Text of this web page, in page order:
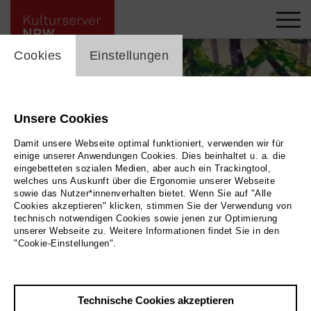
Waldstück
Übersicht
cookie_layer
Cookies Einstellungen
Unsere Cookies
Damit unsere Webseite optimal funktioniert, verwenden wir für
einige unserer Anwendungen Cookies. Dies beinhaltet u. a. die
eingebetteten sozialen Medien, aber auch ein Trackingtool,
welches uns Auskunft über die Ergonomie unserer Webseite
sowie das Nutzer*innenverhalten bietet. Wenn Sie auf "Alle
Cookies akzeptieren" klicken, stimmen Sie der Verwendung von
technisch notwendigen Cookies sowie jenen zur Optimierung
unserer Webseite zu. Weitere Informationen findet Sie in den
"Cookie-Einstellungen".
Technische Cookies akzeptieren